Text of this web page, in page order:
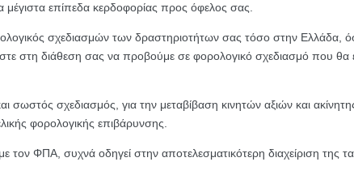
επίπεδα κερδοφορίας προς όφελος σας.
σχεδιασμών των δραστηριοτήτων σας τόσο στην Ελλάδα,
στη διάθεση σας να προβούμε σε φορολογικό σχεδιασμό που θα
σχεδιασμός, για την μεταβίβαση κινητών αξιών και
φορολογικής επιβάρυνσης.
ΦΠΑ, συχνά οδηγεί στην αποτελεσματικότερη διαχείριση της